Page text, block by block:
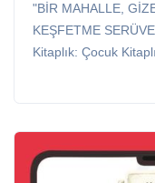
"BİR MAHALLE,
KEŞFETME
Kitaplık: Çocuk